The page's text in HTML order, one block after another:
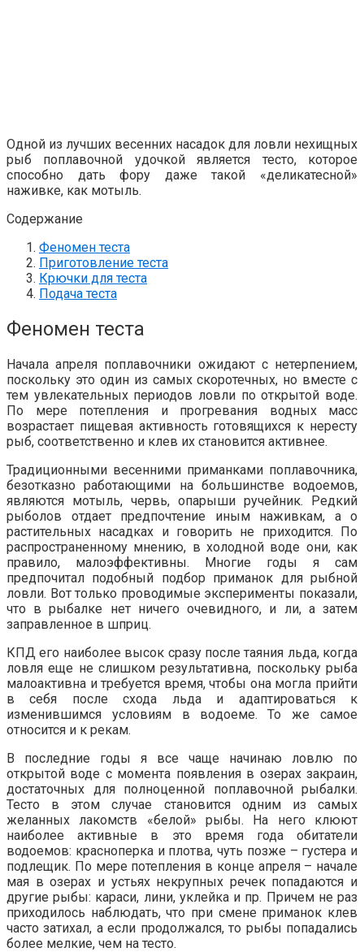
Одной из лучших весенних насадок для ловли нехищных
рыб поплавочной удочкой является тесто, которое
способно дать фору даже такой «деликатесной»
наживке, как мотыль.
Содержание
Феномен теста
Приготовление теста
Крючки для теста
Подача теста
Феномен теста
Начала апреля поплавочники ожидают с нетерпением,
поскольку это один из самых скоротечных, но вместе с
тем увлекательных периодов ловли по открытой воде.
По мере потепления и прогревания водных масс
возрастает пищевая активность готовящихся к нересту
рыб, соответственно и клев их становится активнее.
Традиционными весенними приманками поплавочника,
безотказно работающими на большинстве водоемов,
являются мотыль, червь, опарыши ручейник. Редкий
рыболов отдает предпочтение иным наживкам, а о
растительных насадках и говорить не приходится. По
распространенному мнению, в холодной воде они, как
правило, малоэффективны. Многие годы я сам
предпочитал подобный подбор приманок для рыбной
ловли. Вот только проводимые эксперименты показали,
что в рыбалке нет ничего очевидного, и ли, а затем
заправленное в шприц.
КПД его наиболее высок сразу после таяния льда, когда
ловля еще не слишком результативна, поскольку рыба
малоактивна и требуется время, чтобы она могла прийти
в себя после схода льда и адаптироваться к
изменившимся условиям в водоеме. То же самое
относится и к рекам.
В последние годы я все чаще начинаю ловлю по
открытой воде с момента появления в озерах закраин,
достаточных для полноценной поплавочной рыбалки.
Тесто в этом случае становится одним из самых
желанных лакомств «белой» рыбы. На него клюют
наиболее активные в это время года обитатели
водоемов: красноперка и плотва, чуть позже – густера и
подлещик. По мере потепления в конце апреля – начале
мая в озерах и устьях некрупных речек попадаются и
другие рыбы: караси, лини, уклейка и пр. Причем не раз
приходилось наблюдать, что при смене приманок клев
часто затихал, а если продолжался, то рыбы попадались
более мелкие, чем на тесто.